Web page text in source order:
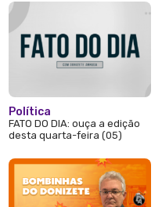
Política
FATO DO DIA: ouça a edição
desta quarta-feira (05)